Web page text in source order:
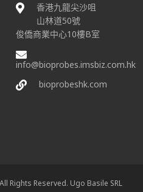
香港九龍尖沙咀
山林道50號
俊僑商業中心10樓B室
info@bioprobes.imsbiz.com.hk
bioprobeshk.com
Rights Reserved. Ugo Basile SRL